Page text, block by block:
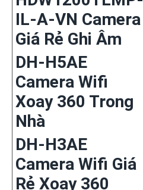
IL-A-VN Camera
Giá Rẻ Ghi Âm
DH-H5AE
Camera Wifi
Xoay 360 Trong
Nhà
DH-H3AE
Camera Wifi Giá
Rẻ Xoay 360